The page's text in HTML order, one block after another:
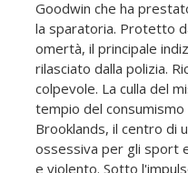
Goodwin che ha
la sparatoria. Protetto
omertà, il principale
rilasciato dalla polizia.
colpevole. La culla del
tempio del
Brooklands, il centro di
ossessiva per gli sport
e violento. Sotto